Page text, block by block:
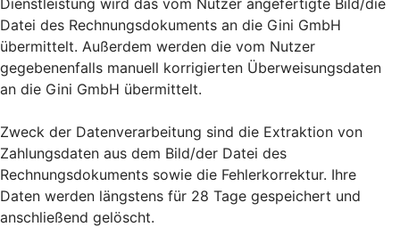
Dienstleistung wird das vom Nutzer angefertigte Bild/die
Datei des Rechnungsdokuments an die Gini GmbH
übermittelt. Außerdem werden die vom Nutzer
gegebenenfalls manuell korrigierten Überweisungsdaten
an die Gini GmbH übermittelt.
Zweck der Datenverarbeitung sind die Extraktion von
Zahlungsdaten aus dem Bild/der Datei des
Rechnungsdokuments sowie die Fehlerkorrektur. Ihre
Daten werden längstens für 28 Tage gespeichert und
anschließend gelöscht.